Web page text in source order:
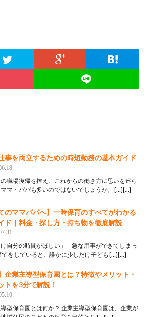
事を両立するための時短勤務の基本ガイド
職場復帰を控え、これからの働き方に思いを巡ら
マ・パパも多いのではないでしょうか。 […][…]
のママパパへ】一時保育のすべてがわかる
ド｜料金・探し方・持ち物を徹底解説
け自分の時間がほしい」「急な用事ができてしまっ
てをしていると、誰かに少しだけ子ども […][…]
企業主導型保育園とは？特徴やメリット・
トを3分で解説！
導型保育園とは何か？ 企業主導型保育園は、企業が